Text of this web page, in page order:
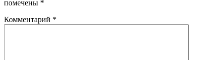
помечены *
Комментарий *